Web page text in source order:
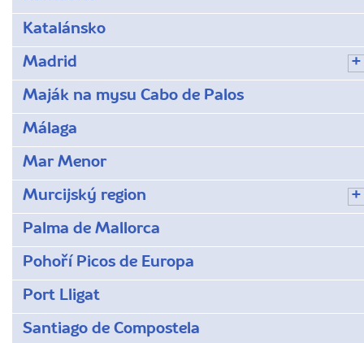
Katalánsko
Madrid
Maják na mysu Cabo de Palos
Málaga
Mar Menor
Murcijský region
Palma de Mallorca
Pohoří Picos de Europa
Port Lligat
Santiago de Compostela